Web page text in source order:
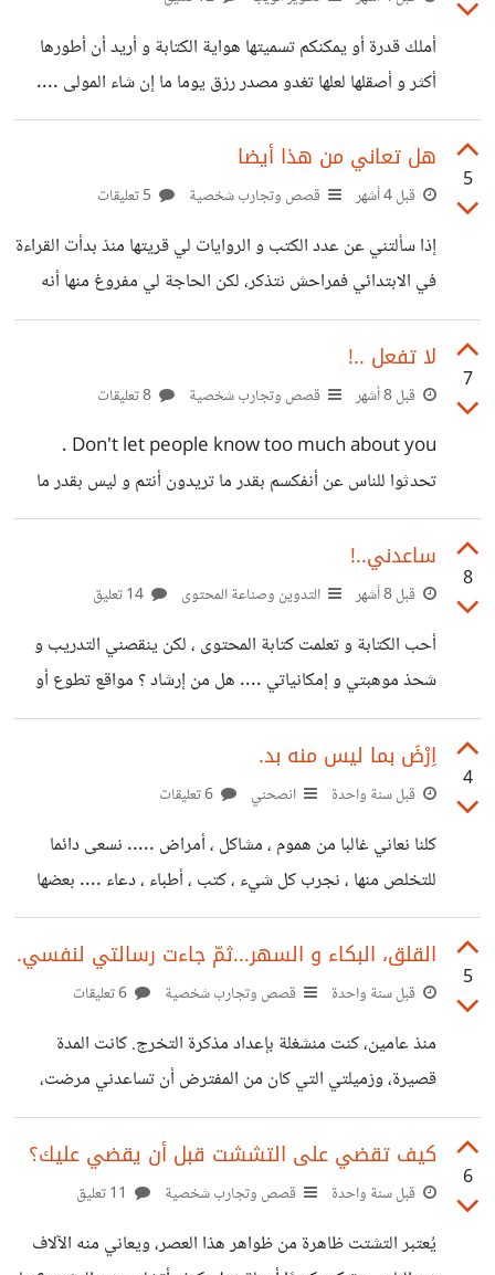
هذا، أمسك هاتفي كل يوم بملل، أتجول بين التطبيقات، وأضعه
وأنا لا أتذكر شيئًا مما شاهدته طوال هذه
أملك قدرة أو يمكنكم تسميتها هواية الكتابة و أريد أن أطورها
أكثر و أصقلها لعلها تغدو مصدر رزق يوما ما إن شاء المولى ....
أريد أن أتطوع أو أساعد أحدكم في كتابة شيء ما .... راسلوني
إن كنتم مهتمين و أتمنى أن أكون عند حسن ظنكم ..
5
هل تعاني من هذا أيضا
قبل 4 أشهر قصص وتجارب شخصية
إذا سألتني عن عدد الكتب و الروايات لي قريتها منذ بدأت القراءة
في الابتدائي فمراحش نتذكر، لكن الحاجة لي مفروغ منها أنه
العدد قارب المئة أو تجاوزه، لست أدري تحديدا ، و إذا سألتني عن
عدد البودكاستات لي سمعتها منذ اكتشفت مفهوم البودكاست قبل
4 سنوات بين العربي و الانجليزي فالعدد كبير أيضا، و إن سألتني
شاشة و منه ما كنت أبحث عن جواب عنه و اكتفيت
7
لا تفعل ..!
قبل 8 أشهر قصص وتجارب شخصية
Don't let people know too much about you .
تحدثوا للناس عن أنفكسم بقدر ما تريدون أنتم و ليس بقدر ما
هم يريدون ، متكونش ورقة مفتوحة للجميع ، الكل يعرف نقاط
ضعفك و نقاط قوتك ، خلي دائما جانب غامض من نفسك لا أحد
يعرفه عنك، لأنو راح يكون يوم رح تحتاجه .
8
ساعدني..!
قبل 8 أشهر التدوين وصناعة المحتوى
أحب الكتابة و تعلمت كتابة المحتوى ، لكن ينقصني التدريب و
شحذ موهبتي و إمكانياتي .... هل من إرشاد ؟ مواقع تطوع أو
تدريب و غيرها ...؟ و شكرا..
4
اِرْضَ بما ليس منه بد.
قبل سنة واحدة انصحني
كلنا نعاني غالبا من هموم ، مشاكل ، أمراض ..... نسعى دائما
للتخلص منها ، نجرب كل شيء ، كتب ، أطباء ، دعاء .... بعضها
نتخلص منه ، و لكن هناك البعض مهما سعينا فإنها تلازمنا ، أحيانا
علينا أن نرضى بما ليس منه بد ، نتعب و ننهك ثم في الأخير
نظطر للتسليم لها ، حينها فقط نواصل المسير ، نتأقلم ، و نتعلم
5
القلق، البكاء و السهر...ثمّ جاءت رسالتي لنفسي.
قبل سنة واحدة قصص وتجارب شخصية
منذ عامين، كنت منشغلة بإعداد مذكرة التخرج. كانت المدة
قصيرة، وزميلتي التي كان من المفترض أن تساعدني مرضت،
فاضطررت لتحمّل العبء وحدي بين تجارب المخبر، والبحث،
والكتابة. كنت في حالة لا أحب حتى تذكرها الآن: ضغط رهيب،
قولون عصبي، هالات سوداء، بكاء مستمر، قلة نوم، ليالٍ بيضاء،
أهون على نفسي، لم أستطع. حتى جاء يوم قررت فيه أن أكتب
6
كيف تقضي على التششت قبل أن يقضي عليك؟
قبل سنة واحدة قصص وتجارب شخصية
يُعتبر التشتت ظاهرة من ظواهر هذا العصر، ويعاني منه الآلاف